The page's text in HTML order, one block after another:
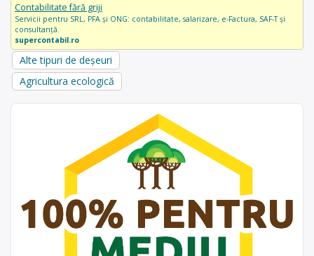
Contabilitate fără griji
Servicii pentru SRL, PFA și ONG: contabilitate, salarizare, e-Factura, SAF-T și
consultanță.
supercontabil.ro
Alte tipuri de deșeuri
Agricultura ecologică